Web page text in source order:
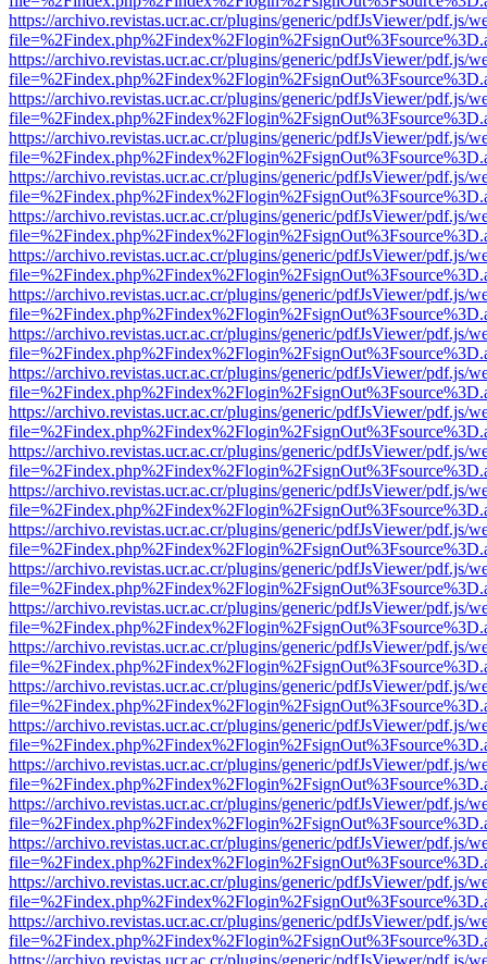
https://archivo.revistas.ucr.ac.cr/plugins/generic/pdfJsViewer/pdf.js/
https://archivo.revistas.ucr.ac.cr/plugins/generic/pdfJsViewer/pdf.js/
https://archivo.revistas.ucr.ac.cr/plugins/generic/pdfJsViewer/pdf.js/
https://archivo.revistas.ucr.ac.cr/plugins/generic/pdfJsViewer/pdf.js/
https://archivo.revistas.ucr.ac.cr/plugins/generic/pdfJsViewer/pdf.js/
https://archivo.revistas.ucr.ac.cr/plugins/generic/pdfJsViewer/pdf.js/
https://archivo.revistas.ucr.ac.cr/plugins/generic/pdfJsViewer/pdf.js/
https://archivo.revistas.ucr.ac.cr/plugins/generic/pdfJsViewer/pdf.js/
https://archivo.revistas.ucr.ac.cr/plugins/generic/pdfJsViewer/pdf.js/
https://archivo.revistas.ucr.ac.cr/plugins/generic/pdfJsViewer/pdf.js/
https://archivo.revistas.ucr.ac.cr/plugins/generic/pdfJsViewer/pdf.js/
https://archivo.revistas.ucr.ac.cr/plugins/generic/pdfJsViewer/pdf.js/
https://archivo.revistas.ucr.ac.cr/plugins/generic/pdfJsViewer/pdf.js/
https://archivo.revistas.ucr.ac.cr/plugins/generic/pdfJsViewer/pdf.js/
https://archivo.revistas.ucr.ac.cr/plugins/generic/pdfJsViewer/pdf.js/
https://archivo.revistas.ucr.ac.cr/plugins/generic/pdfJsViewer/pdf.js/
https://archivo.revistas.ucr.ac.cr/plugins/generic/pdfJsViewer/pdf.js/
https://archivo.revistas.ucr.ac.cr/plugins/generic/pdfJsViewer/pdf.js/
https://archivo.revistas.ucr.ac.cr/plugins/generic/pdfJsViewer/pdf.js/
https://archivo.revistas.ucr.ac.cr/plugins/generic/pdfJsViewer/pdf.js/
https://archivo.revistas.ucr.ac.cr/plugins/generic/pdfJsViewer/pdf.js/
https://archivo.revistas.ucr.ac.cr/plugins/generic/pdfJsViewer/pdf.js/
https://archivo.revistas.ucr.ac.cr/plugins/generic/pdfJsViewer/pdf.js/
https://archivo.revistas.ucr.ac.cr/plugins/generic/pdfJsViewer/pdf.js/
https://archivo.revistas.ucr.ac.cr/plugins/generic/pdfJsViewer/pdf.js/